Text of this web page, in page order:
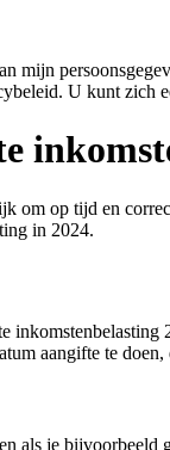
mijn
U kunt zich
op tijd en
in 2024.
aangifte te
je